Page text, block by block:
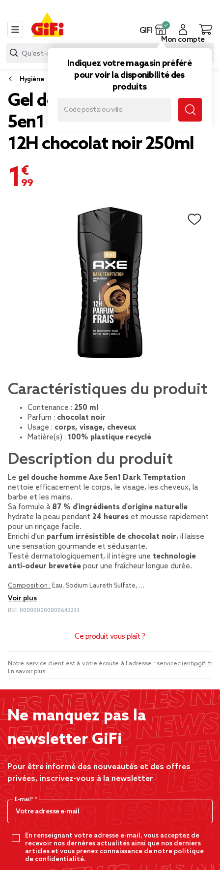
GIFI
Indiquez votre magasin préféré
pour voir la disponibilité des
produits
Mon compte
Hygiène
Gel douche homme Axe
5en1 Dark Temptation
12H chocolat noir 250ml
1,99 €
Caractéristiques du produit
Contenance : 250 ml
Parfum : chocolat noir
Usage : corps, visage, cheveux
Matière(s) : 100% plastique recyclé
Description du produit
Le gel douche homme Axe 5en1 Dark Temptation
nettoie efficacement le corps, le visage, les cheveux, la
barbe et les mains.
Sa formule à 87 % d'ingrédients d'origine naturelle
hydrate la peau pendant 24 heures et mousse rapidement
pour un rinçage facile.
Enrichi d'un parfum irrésistible de chocolat noir, il laisse
une sensation gourmande et séduisante.
Testé dermatologiquement, il intègre une technologie
anti-odeur brevetée pour une fraîcheur longue durée.
Composition : Eau, Sodium Laureth Sulfate, …
Voir plus
REF. 000000000000642223
Ce produit vous plaît ?
Notre service client est à votre écoute à l'adresse : serviceclient@gifi.fr
En savoir plus...
Ne manquez pas la
newsletter GiFi
Pour être informé des nouveautés et des offres
privées, inscrivez-vous à la newsletter
E-mail*
En renseignant votre adresse e-mail, vous acceptez de
recevoir nos dernères actualités ainsi que nos derniers
articles et vous prenez connaissance de notre politique
de confidentialité.